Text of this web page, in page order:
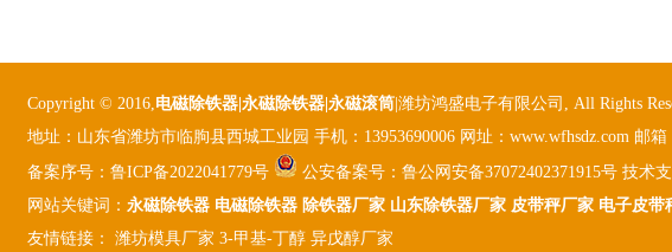
Copyright © 2016,电磁除铁器 |永磁除铁器|永磁滚筒 |潍坊鸿盛电子有限公司, All Rights
地址：山东省潍坊市临朐县西城工业园 手机：13953690006 网址：www.wfhsdz.com 邮箱
备案序号： 鲁ICP备2022041779号 公安备案号： 鲁公网安备37072402371915号 技术
网站关键词： 永磁除铁器 电磁除铁器 除铁器厂家 山东除铁器厂家 皮带秤厂家 电子皮带
友情链接： 潍坊模具厂家 3-甲基-丁醇 异戊醇厂家